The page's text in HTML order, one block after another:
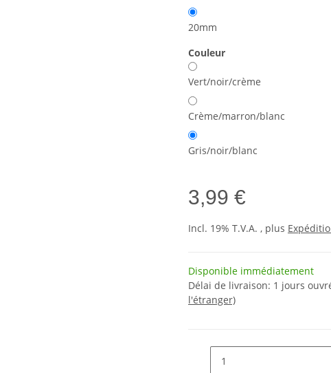
20mm
Couleur
Vert/noir/crème
Crème/marron/blanc
Gris/noir/blanc
3,99 €
Incl. 19% T.V.A. , plus
Disponible immédiatement
Délai de livraison: 1 jours
l'étranger)